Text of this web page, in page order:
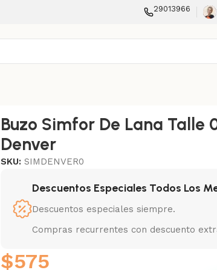
29013966
Buzo Simfor De Lana Talle
Denver
SKU:SIMDENVER0
Descuentos Especiales Todos Los
Descuentos especiales siempre.
Compras recurrentes con descuento
$575